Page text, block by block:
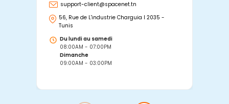
support-client@spacenet.tn
56, Rue de L'industrie Charguia I 2035 -
Tunis
Du lundi au samedi
08:00AM - 07:00PM
Dimanche
09:00AM - 03:00PM